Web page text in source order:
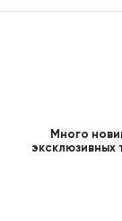
Много
эксклюзивных